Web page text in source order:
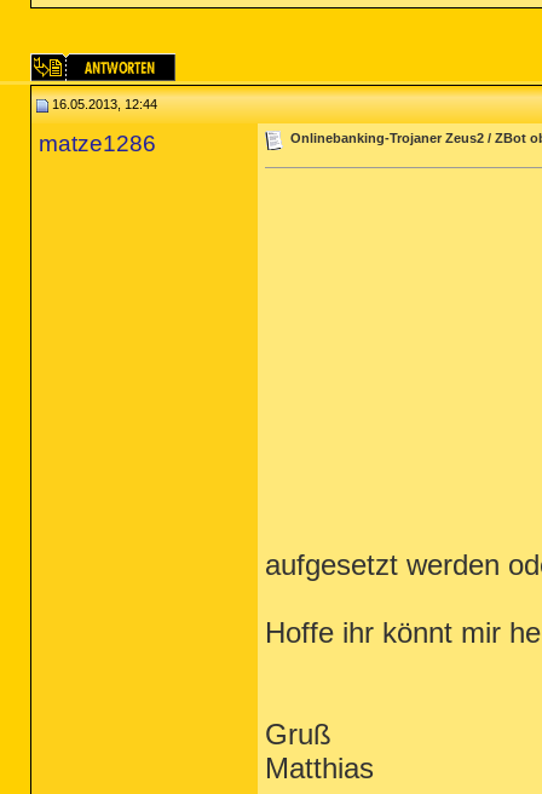
16.05.2013, 12:44
matze1286 Onlinebanking-Trojaner Zeus2 / ZBot
aufgesetzt werden
Hoffe ihr könnt mir
Gruß
Matthias